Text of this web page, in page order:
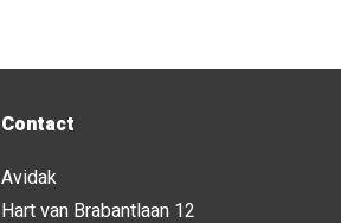
Contact
Avidak
Hart van Brabantlaan 12